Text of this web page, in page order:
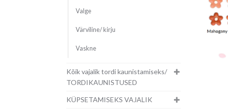
Valge
Värviline/ kirju
Vaskne
Kõik vajalik tordi kaunistamiseks/
TORDIKAUNISTUSED
KÜPSETAMISEKS VAJALIK